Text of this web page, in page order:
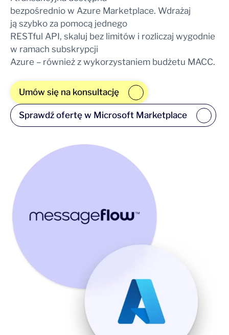
bezpośrednio w Azure Marketplace. Wdrażaj
ją szybko za pomocą jednego
RESTful API, skaluj bez limitów i rozliczaj wygodnie
w ramach subskrypcji
Azure – również z wykorzystaniem budżetu MACC.
Umów się na konsultację
Sprawdź ofertę w Microsoft Marketplace